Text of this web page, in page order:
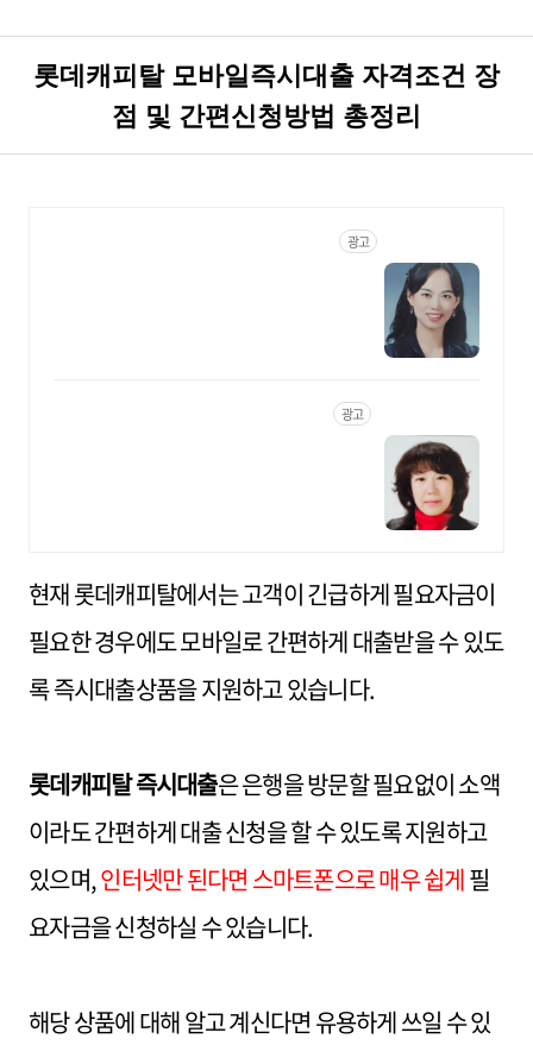
롯데캐피탈 모바일즉시대출 자격조건 장
점 및 간편신청방법 총정리
광고
광고
현재 롯데캐피탈에서는 고객이 긴급하게 필요자금이
필요한 경우에도 모바일로 간편하게 대출받을 수 있도
록 즉시대출상품을 지원하고 있습니다.
롯데캐피탈 즉시대출은 은행을 방문할 필요없이 소액
이라도 간편하게 대출 신청을 할 수 있도록 지원하고
있으며,인터넷만 된다면 스마트폰으로 매우 쉽게필
요자금을 신청하실 수 있습니다.
해당 상품에 대해 알고 계신다면 유용하게 쓰일 수 있